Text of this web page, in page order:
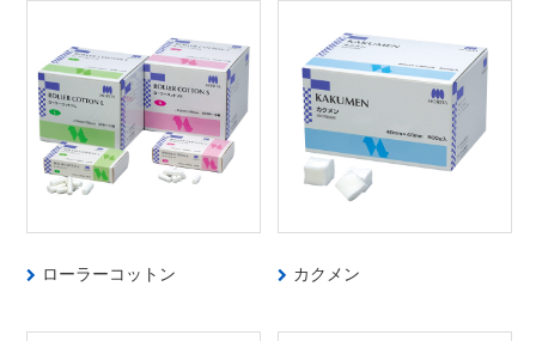
ローラーコットン カクメン